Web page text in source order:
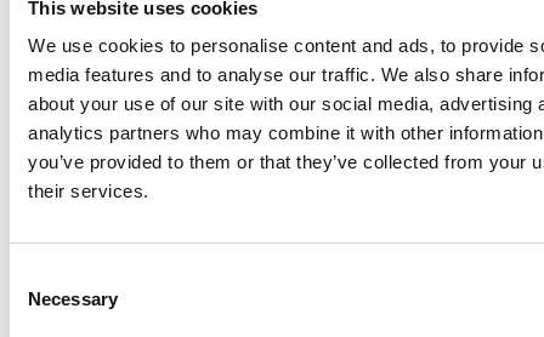
This website uses cookies
We use cookies to personalise content and ads, to provide
media features and to analyse our traffic. We also share
about your use of our site with our social media, advertising
analytics partners who may combine it with other
you’ve provided to them or that they’ve collected from your
their services.
Selection
Necessary